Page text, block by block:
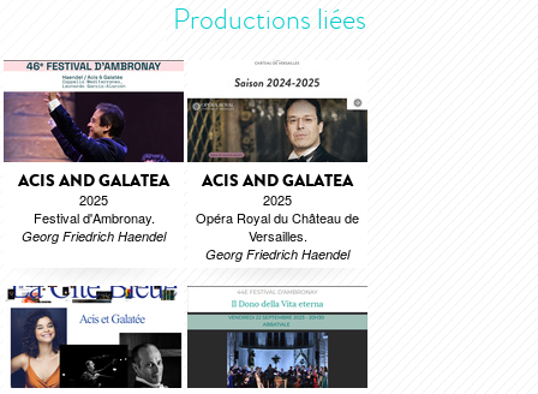
Productions liées
ACIS AND GALATEA
2025
Festival d'Ambronay.
Georg Friedrich Haendel
ACIS AND GALATEA
2025
Opéra Royal du Château de
Versailles.
Georg Friedrich Haendel